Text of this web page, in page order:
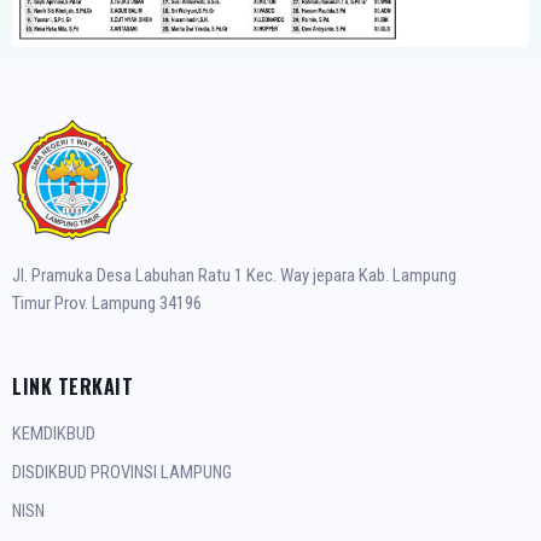
Jl. Pramuka Desa Labuhan Ratu 1 Kec. Way jepara Kab. Lampung
Timur Prov. Lampung 34196
LINK TERKAIT
KEMDIKBUD
DISDIKBUD PROVINSI LAMPUNG
NISN